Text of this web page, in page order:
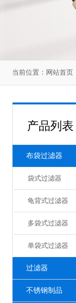
当前位置： 网站首页
产品列表
布袋过滤器
袋式过滤器
龟背式过滤器
多袋式过滤器
单袋式过滤器
过滤器
不锈钢制品